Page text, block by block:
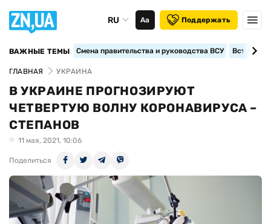
RU Аа Поддержать
ВАЖНЫЕ ТЕМЫ Смена правительства и руководства ВСУ
ГЛАВНАЯ УКРАИНА
В УКРАИНЕ ПРОГНОЗИРУЮТ
ЧЕТВЕРТУЮ ВОЛНУ КОРОНАВИРУСА –
СТЕПАНОВ
11 мая, 2021, 10:06
Поделиться